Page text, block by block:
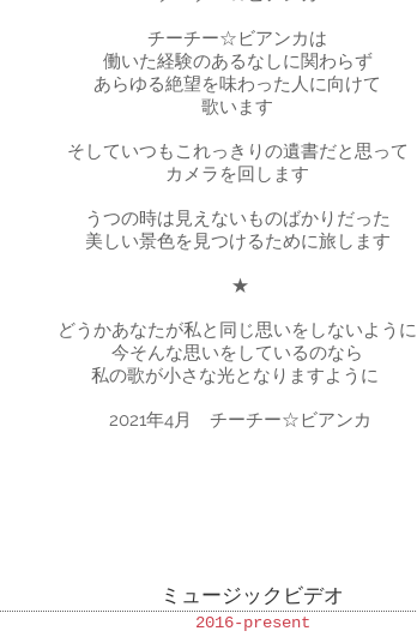
チーチー☆ビアンカは
働いた経験のあるなしに関わらず
あらゆる絶望を味わった人に向けて
歌います
そしていつもこれっきりの遺書だと思って
カメラを回します
うつの時は見えないものばかりだった
美しい景色を見つけるために旅します
​ ★
どうかあなたが私と同じ思いをしないように
今そんな思いをしているのなら
私の歌が小さな光となりますように
2021年4月 チーチー☆ビアンカ
ミュージックビデオ
2016-present